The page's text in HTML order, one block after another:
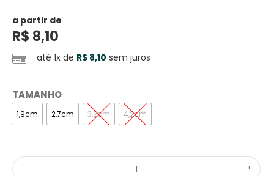
a partir de
R$ 8,10
até 1x de R$ 8,10 sem juros
TAMANHO
1,9cm 2,7cm 3,2cm 4,2cm
- +